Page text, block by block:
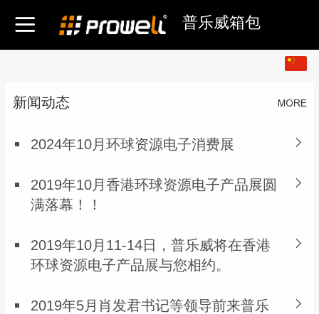
普乐威箱包
新闻动态
2024年10月环球资源电子消费展
2019年10月香港环球资源电子产品展圆
满落幕！！
2019年10月11-14日，普乐威将在香港
环球资源电子产品展与您相约。
2019年5月肖发君书记等领导前来普乐